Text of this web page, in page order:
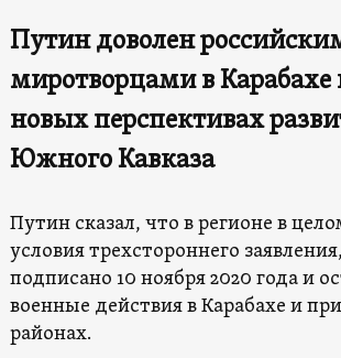
Путин доволен
миротворцами в Карабахе
новых перспективах
Южного Кавказа
Путин сказал, что в регионе в
условия трехстороннего
подписано 10 ноября 2020 года и
военные действия в Карабахе и
районах.